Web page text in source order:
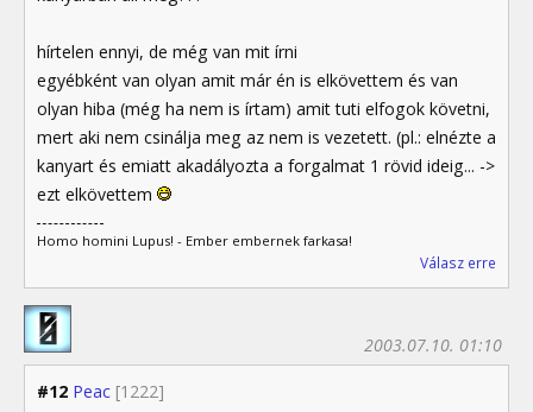
hírtelen ennyi, de még van mit írni
egyébként van olyan amit már én is elkövettem és van
olyan hiba (még ha nem is írtam) amit tuti elfogok követni,
mert aki nem csinálja meg az nem is vezetett. (pl.: elnézte a
kanyart és emiatt akadályozta a forgalmat 1 rövid ideig... ->
ezt elkövettem
Homo homini Lupus! - Ember embernek farkasa!
Válasz erre
#12 Peac [1222]
2003.07.10. 01:10